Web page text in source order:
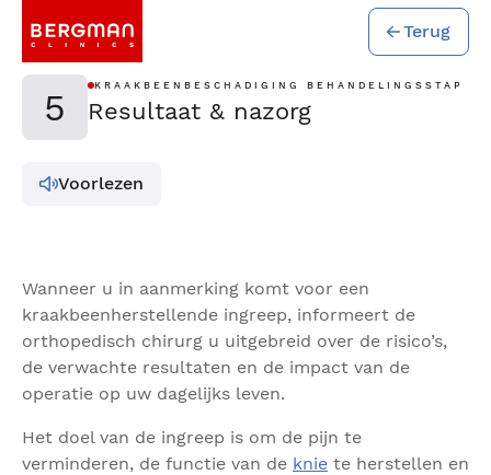
Terug
5 KRAAKBEENBESCHADIGING BEHANDELINGSSTAP
Resultaat & nazorg
Voorlezen
Wanneer u in aanmerking komt voor een
kraakbeenherstellende ingreep, informeert de
orthopedisch chirurg u uitgebreid over de risico’s,
de verwachte resultaten en de impact van de
operatie op uw dagelijks leven.
Het doel van de ingreep is om de pijn te
verminderen, de functie van de knie te herstellen en